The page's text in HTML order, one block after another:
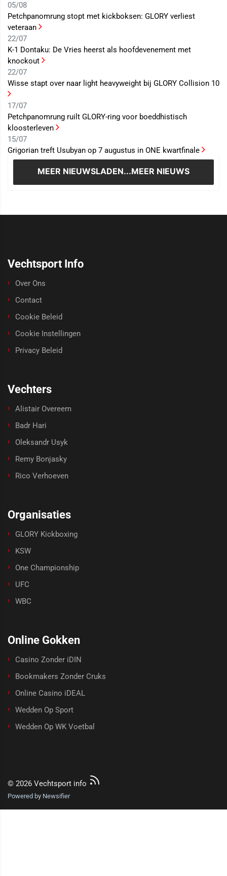
05/08
Petchpanomrung stopt met kickboksen: GLORY verliest
veteraan
22/07
K-1 Dontaku: De Vries heerst als hoofdevenement met
knockout
22/07
Wisse stapt over naar light heavyweight bij GLORY Collision 10
17/07
Petchpanomrung ruilt GLORY-ring voor boeddhistisch
kloosterleven
15/07
Grigorian treft Usubyan op 7 augustus in ONE kwartfinale
MEER NIEUWSLADEN...MEER NIEUWS
Vechtsport Info
Over Ons
Contact
Cookie Beleid
Cookie Instellingen
Privacy Beleid
Vechters
Alistair Overeem
Badr Hari
Oleksandr Usyk
Remy Bonjasky
Rico Verhoeven
Organisaties
GLORY Kickboxing
KSW
One Championship
UFC
WBC
Online Gokken
Casino Zonder iDIN
Bookmakers Zonder Cruks
Online Casino iDEAL
Wedden Op Sport
Wedden Op WK Voetbal
© 2026 Vechtsport info
Powered by Newsifier